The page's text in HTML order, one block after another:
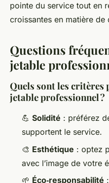
pointe du service tout en
croissantes en matière
Questions
jetable
Quels sont les critères
jetable professionnel ?
💪 Solidité : préférez
supportent le service.
🎨 Esthétique : optez
avec l’image de votre
🌱 Éco‑responsabilité